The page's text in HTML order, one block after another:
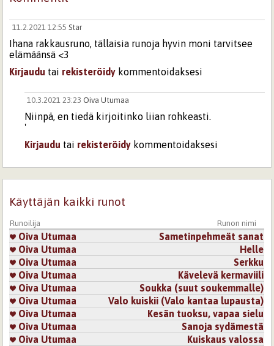
11.2.2021 12:55 Star
Ihana rakkausruno, tällaisia runoja hyvin moni tarvitsee
elämäänsä <3
Kirjaudu tai rekisteröidy kommentoidaksesi
10.3.2021 23:23Oiva Utumaa
Niinpä, en tiedä kirjoitinko liian rohkeasti.
'
Kirjaudu tai rekisteröidy kommentoidaksesi
Sivut
Käyttäjän kaikki runot
Runoilija Runon nimi
Oiva Utumaa
Sametinpehmeät sanat
Oiva Utumaa
Helle
Oiva Utumaa
Serkku
Oiva Utumaa
Kävelevä kermaviili
Oiva Utumaa
Soukka (suut soukemmalle)
Oiva Utumaa
Valo kuiskii (Valo kantaa lupausta)
Oiva Utumaa
Kesän tuoksu, vapaa sielu
Oiva Utumaa
Sanoja sydämestä
Oiva Utumaa
Kuiskaus valossa